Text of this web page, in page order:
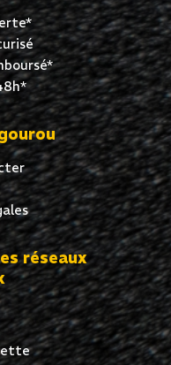
réseaux